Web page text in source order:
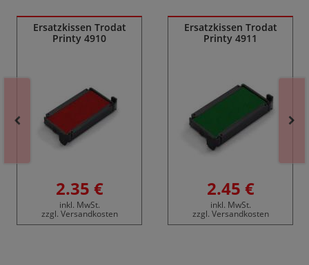
Ersatzkissen Trodat
Printy 4910
2.35 €
inkl. MwSt.
zzgl. Versandkosten
Ersatzkissen Trodat
Printy 4911
2.45 €
inkl. MwSt.
zzgl. Versandkosten